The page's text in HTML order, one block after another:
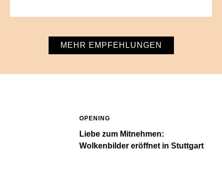
MEHR EMPFEHLUNGEN
OPENING
Liebe zum Mitnehmen:
Wolkenbilder eröffnet in Stuttgart